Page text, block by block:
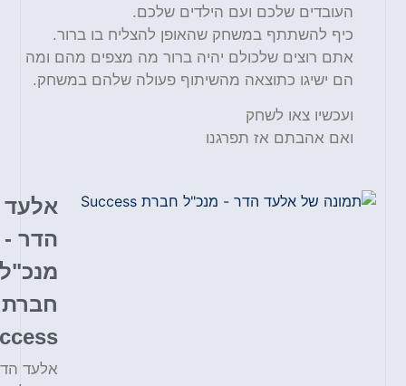
העובדים שלכם ועם הילדים שלכם.
כיף להשתתף במשחק שהאופן להצליח בו ברור.
אתם רוצים שלכולם יהיה ברור מה מצפים מהם ומה
הם ישיגו כתוצאה מהשיתוף פעולה שלהם במשחק.
ועכשיו צאו לשחק
ואם אהבתם אז תפרגנו
אלעד
הדר -
מנכ"ל
חברת
Success
אלעד הדר